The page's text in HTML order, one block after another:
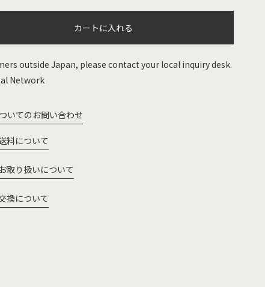
カートに入れる
outside Japan, please contact your local inquiry desk.
Network
いてのお問い合わせ
料について
取り扱いについて
換について